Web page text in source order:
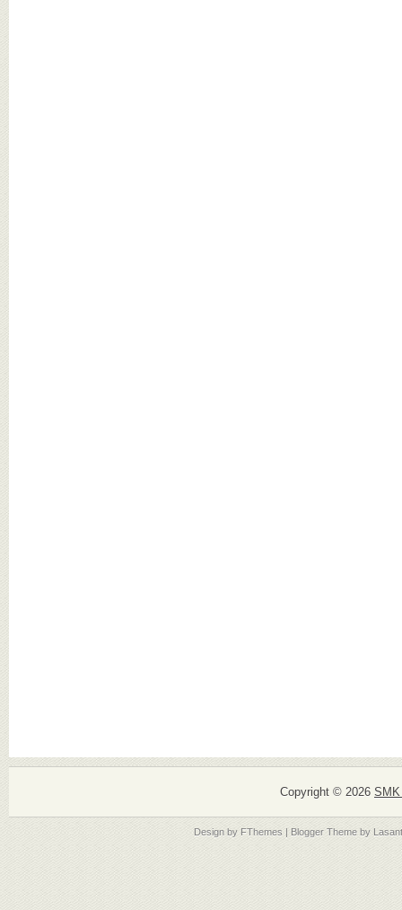
Copyright © 2026
Design by FThemes | Blogger Theme by